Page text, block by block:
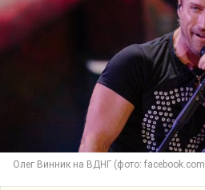
Олег Винник на ВДНГ (фото: